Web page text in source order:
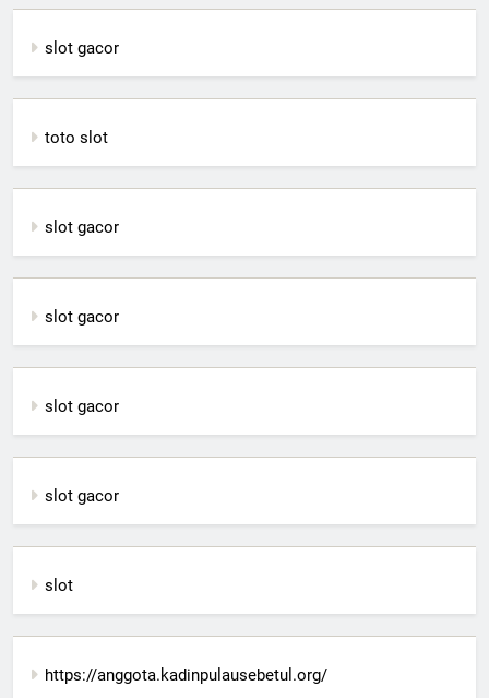
slot gacor
toto slot
slot gacor
slot gacor
slot gacor
slot gacor
slot
https://anggota.kadinpulausebetul.org/